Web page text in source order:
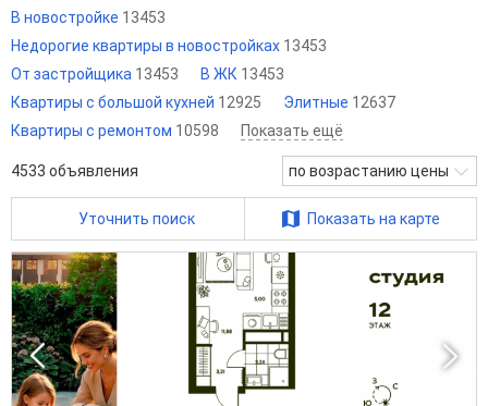
В новостройке 13453
Недорогие квартиры в новостройках 13453
От застройщика 13453 В ЖК 13453
Квартиры с большой кухней 12925 Элитные 12637
Квартиры с ремонтом 10598 Показать ещё
4533 объявления по возрастанию цены
Уточнить поиск Показать на карте